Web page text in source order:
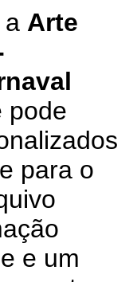
a Arte
pode
para o
e um